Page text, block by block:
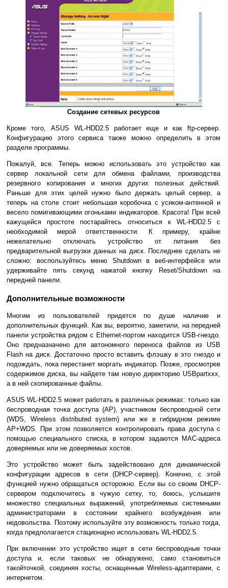
Создание сетевых ресурсов
Кроме того, ASUS WL-HDD2.5 работает еще и как ftp-сервер.
Конфигурацию этого сервиса также можно определить в этом
разделе программы.
Пожалуй, все. Теперь можно использовать это устройство как
сервер локальной сети для обмена файлами, производства
резервного копирования и многих других полезных действий.
Раньше для этих целей нужно было держать целый сервер, а
теперь на столе стоит небольшая коробочка с усиком-антенной и
весело помигивающими огоньками индикаторов. Красота! При всей
кажущейся простоте постарайтесь относиться к WL-HDD2.5 с
необходимой мерой ответственности. К примеру, крайне
нежелательно отключать устройство от питания без
предварительной выгрузки данных на диск. Последнее сделать не
сложно: воспользуйтесь меню Shutdown в веб-интерфейсе или
удерживайте пять секунд нажатой кнопку Reset/Shutdown на
передней панели.
Дополнительные возможности
Многим из пользователей придется по душе наличие и
дополнительных функций. Как вы, вероятно, заметили, на передней
панели устройства рядом с Ethernet-портом находится USB-гнездо.
Оно предназначено для автономного переноса файлов из USB
Flash на диск. Достаточно просто вставить флэшку в это гнездо и
подождать, пока перестанет моргать индикатор. Позже, просмотрев
содержимое диска, вы найдете там новую директорию USBpartxxx,
а в ней скопированные файлы.
ASUS WL-HDD2.5 может работать в различных режимах: только как
беспроводная точка доступа (AP), участником беспроводной сети
(WDS, Wireless distributed system) или же в гибридном режиме
AP+WDS. При этом позволяется контролировать права доступа с
помощью специального списка, в котором задаются MAC-адреса
доверяемых или не доверяемых хостов.
Это устройство может быть задействовано для динамической
конфигурации адресов в сети (DHCP-сервер). Конечно, с этой
функцией нужно обращаться осторожно. Если вы со своим DHCP-
сервером подключитесь в чужую сетку, то, боюсь, услышите
множество специальных выражений, употребляемых системными
администраторами в состоянии крайнего возбуждения или
недовольства. Поэтому используйте эту возможность только тогда,
когда предполагается стационарно использовать WL-HDD2.5.
При включении это устройство ищет в сети беспроводные точки
доступа и, если таковых не обнаружено, само становиться
такойточкой, соединяя хосты, оснащенные Wireless-адаптерами, с
интернетом.